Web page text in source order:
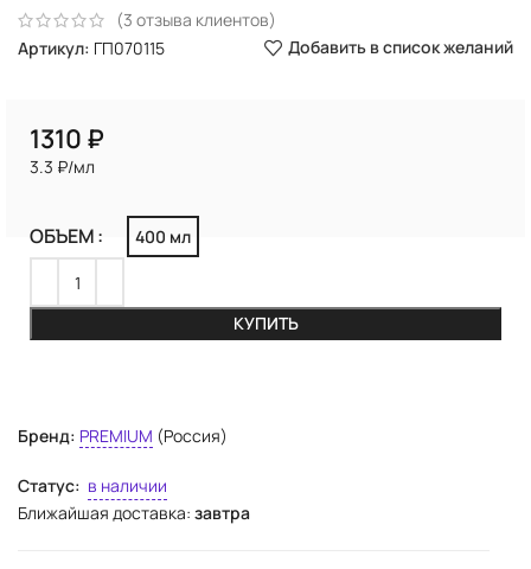
(3 отзыва клиентов)
Артикул: ГП070115 Добавить в список желаний
Бренд: PREMIUM (Россия)
Статус: в наличии
Ближайшая доставка: завтра
₽
3.3 ₽/мл
ОБЪЕМ 400 мл
КУПИТЬ